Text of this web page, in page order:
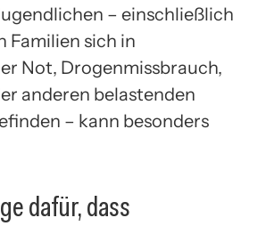
– einschließlich
Familien sich in
Not, Drogenmissbrauch,
anderen belastenden
– kann besonders
dafür, dass